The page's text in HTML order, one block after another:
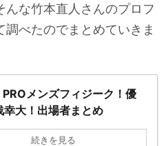
んな竹本直人さんのプロフ
調べたのでまとめていきま
メンズフィジーク！優
幸大！出場者まとめ
続きを見る